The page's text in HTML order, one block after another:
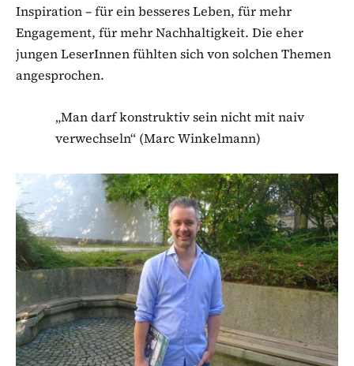
Inspiration – für ein besseres Leben, für mehr
Engagement, für mehr Nachhaltigkeit. Die eher
jungen LeserInnen fühlten sich von solchen Themen
angesprochen.
„Man darf konstruktiv sein nicht mit naiv
verwechseln“ (Marc Winkelmann)